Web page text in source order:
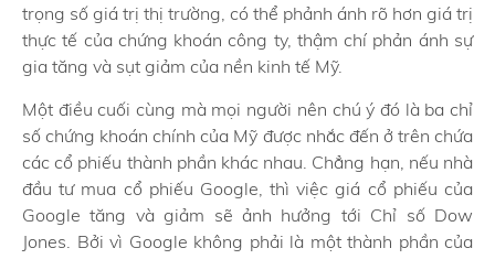
trọng số giá trị thị trường, có thể phảnh ánh rõ hơn giá trị
thực tế của chứng khoán công ty, thậm chí phản ánh sự
gia tăng và sụt giảm của nền kinh tế Mỹ.
Một điều cuối cùng mà mọi người nên chú ý đó là ba chỉ
số chứng khoán chính của Mỹ được nhắc đến ở trên chứa
các cổ phiếu thành phần khác nhau. Chẳng hạn, nếu nhà
đầu tư mua cổ phiếu Google, thì việc giá cổ phiếu của
Google tăng và giảm sẽ ảnh hưởng tới Chỉ số Dow
Jones. Bởi vì Google không phải là một thành phần của